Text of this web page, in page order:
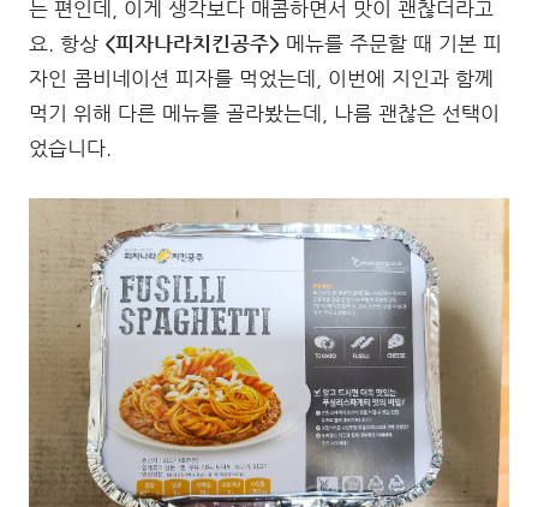
는 편인데, 이게 생각보다 매콤하면서 맛이 괜찮더라고
요. 항상 <피자나라치킨공주> 메뉴를 주문할 때 기본 피
자인 콤비네이션 피자를 먹었는데, 이번에 지인과 함께
먹기 위해 다른 메뉴를 골라봤는데, 나름 괜찮은 선택이
었습니다.